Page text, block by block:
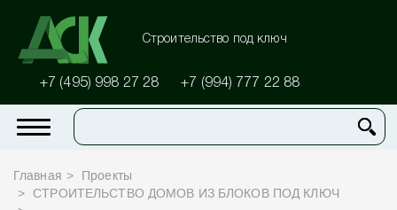
Строительство под ключ
+7 (495) 998 27 28 +7 (994) 777 22 88
Главная
Проекты
СТРОИТЕЛЬСТВО ДОМОВ ИЗ БЛОКОВ ПОД КЛЮЧ